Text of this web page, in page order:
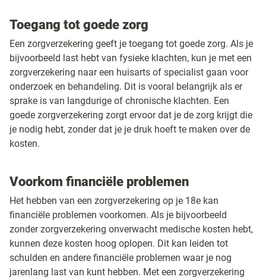
Toegang tot goede zorg
Een zorgverzekering geeft je toegang tot goede zorg. Als je
bijvoorbeeld last hebt van fysieke klachten, kun je met een
zorgverzekering naar een huisarts of specialist gaan voor
onderzoek en behandeling. Dit is vooral belangrijk als er
sprake is van langdurige of chronische klachten. Een
goede zorgverzekering zorgt ervoor dat je de zorg krijgt die
je nodig hebt, zonder dat je je druk hoeft te maken over de
kosten.
Voorkom financiële problemen
Het hebben van een zorgverzekering op je 18e kan
financiële problemen voorkomen. Als je bijvoorbeeld
zonder zorgverzekering onverwacht medische kosten hebt,
kunnen deze kosten hoog oplopen. Dit kan leiden tot
schulden en andere financiële problemen waar je nog
jarenlang last van kunt hebben. Met een zorgverzekering